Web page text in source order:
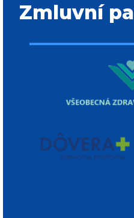
Zmluvní